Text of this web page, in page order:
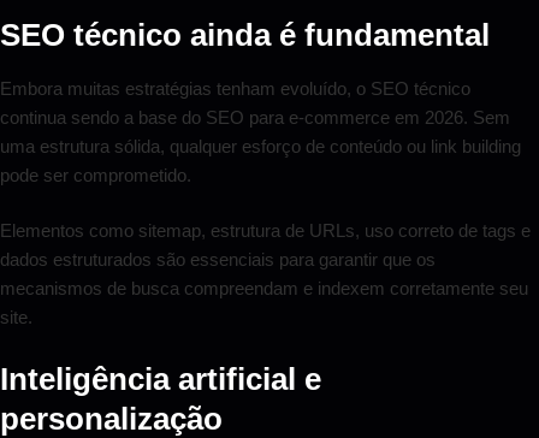
SEO técnico ainda é fundamental
Embora muitas estratégias tenham evoluído, o SEO técnico
continua sendo a base do SEO para e-commerce em 2026. Sem
uma estrutura sólida, qualquer esforço de conteúdo ou link building
pode ser comprometido.
Elementos como sitemap, estrutura de URLs, uso correto de tags e
dados estruturados são essenciais para garantir que os
mecanismos de busca compreendam e indexem corretamente seu
site.
Inteligência artificial e
personalização